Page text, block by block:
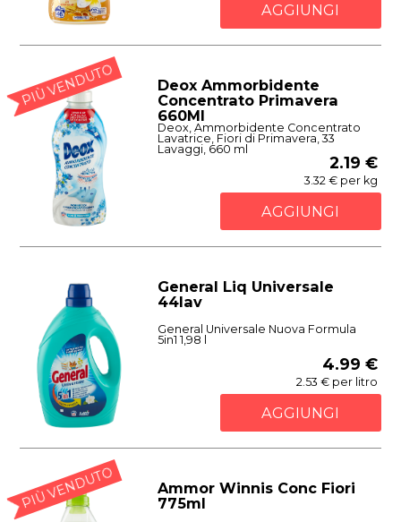
AGGIUNGI
PIÙ VENDUTO
Deox Ammorbidente
Concentrato Primavera
660Ml
Deox, Ammorbidente Concentrato
Lavatrice, Fiori di Primavera, 33
Lavaggi, 660 ml
2.19 €
3.32 € per kg
AGGIUNGI
General Liq Universale
44lav
General Universale Nuova Formula
5in1 1,98 l
4.99 €
2.53 € per litro
AGGIUNGI
PIÙ VENDUTO
Ammor Winnis Conc Fiori
775ml